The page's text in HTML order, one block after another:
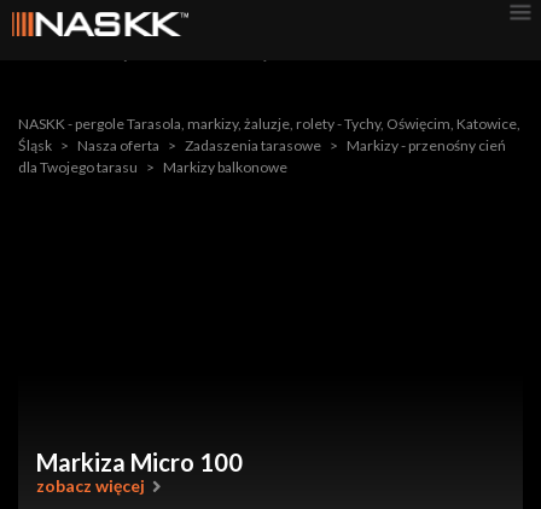
nawet w najgorętsze dni, zyskując przyjemne cienie, które
NASKK - pergole Tarasola, markizy, żaluzje, rolety - Tychy, Oświęcim, Katowice,
Śląsk > Nasza oferta > Zadaszenia tarasowe > Markizy - przenośny cień
dla Twojego tarasu > Markizy balkonowe
Markiza Micro 100
zobacz więcej